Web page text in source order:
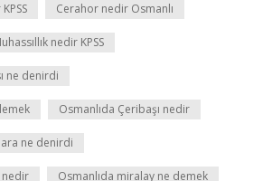
Cerahor nedir Osmanlı
nedir KPSS
ne denirdi
Osmanlıda Çeribaşı nedir
ne denirdi
nedir Osmanlıda miralay ne demek